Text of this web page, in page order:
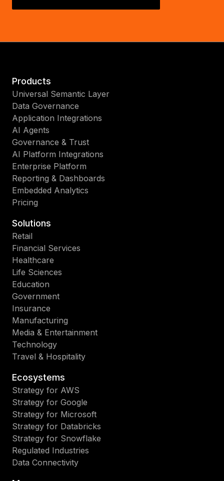
Products
Universal Semantic Layer
Data Governance
Application Integrations
AI Agents
Governance & Trust
AI Platform Integrations
Enterprise Platform
Reporting & Dashboards
Embedded Analytics
Pricing
Solutions
Retail
Financial Services
Healthcare
Life Sciences
Education
Government
Insurance
Manufacturing
Media & Entertainment
Technology
Travel & Hospitality
Ecosystems
Strategy for AWS
Strategy for Google
Strategy for Microsoft
Strategy for Databricks
Strategy for Snowflake
Regulated Industries
Data Connectivity